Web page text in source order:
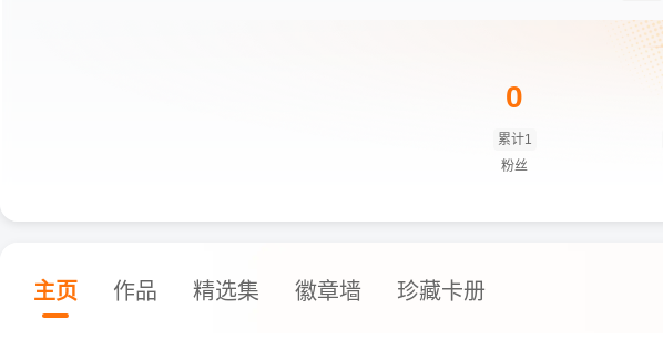
0
累计1
粉丝
主页 作品 精选集 徽章墙 珍藏卡册